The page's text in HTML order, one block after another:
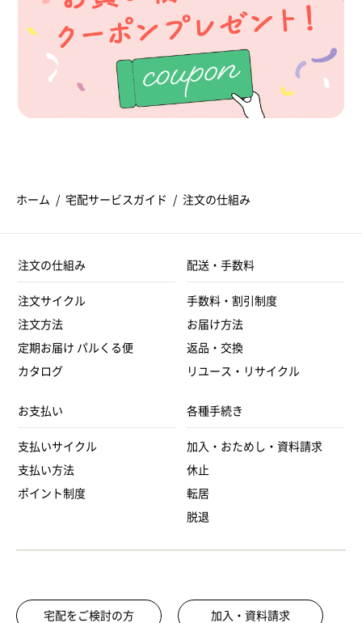
ホーム 宅配サービスガイド 注文の仕組み
注文の仕組み
注文サイクル
注文方法
定期お届け パルくる便
カタログ
配送・手数料
手数料・割引制度
お届け方法
返品・交換
リユース・リサイクル
お支払い
支払いサイクル
支払い方法
ポイント制度
各種手続き
加入・おためし・資料請求
休止
転居
脱退
宅配をご検討の方 加入・資料請求